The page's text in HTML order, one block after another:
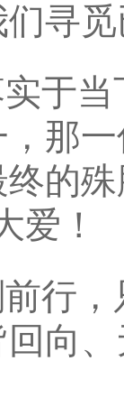
寻
于
那
的
爱！
前行
向